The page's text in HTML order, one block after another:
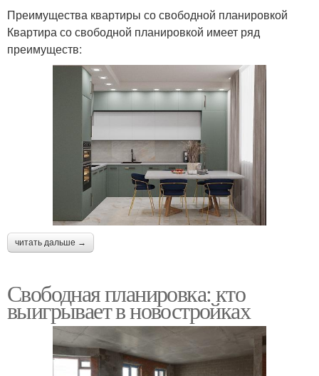
Преимущества квартиры со свободной планировкой
Квартира со свободной планировкой имеет ряд
преимуществ:
читать дальше →
Свободная планировка: кто
выигрывает в новостройках